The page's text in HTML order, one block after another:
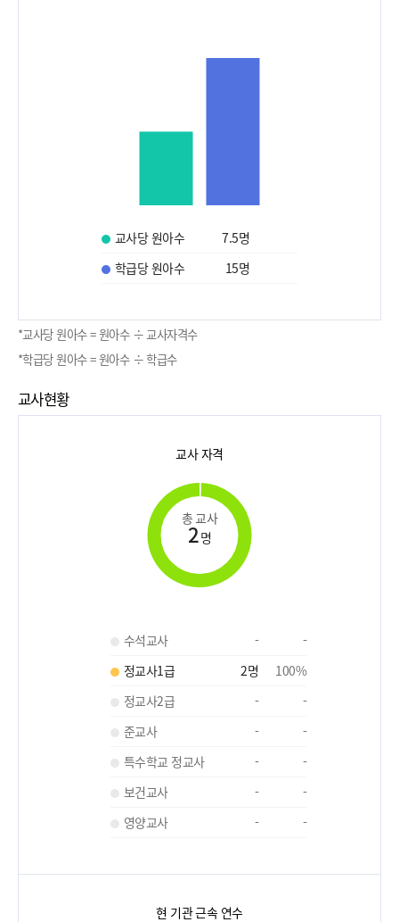
교사당 원아수 7.5명
학급당 원아수
15명
*교사당 원아수 = 원아수 ÷ 교사자격수
*학급당 원아수 = 원아수 ÷ 학급수
교사현황
교사 자격
총 교사
2명
수석교사 -
-
정교사1급
2명 100%
정교사2급
-
-
준교사
-
-
특수학교 정교사
-
-
보건교사
-
-
영양교사
- -
현 기관 근속 연수